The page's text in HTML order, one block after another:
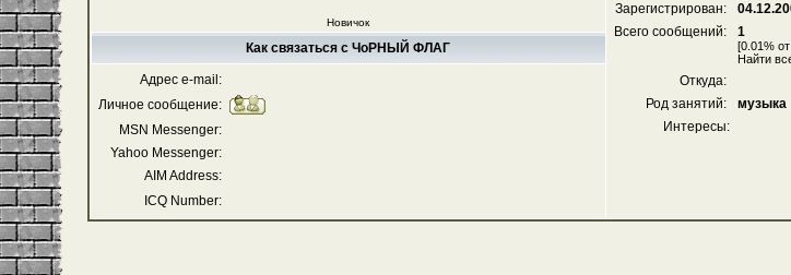
Новичок
Зарегистрирован:
Всего сообщений:
1
[0.01%
Найти
Откуда:
Род занятий:
музыка
Интересы:
Как связаться с ЧоРНЫЙ ФЛАГ
Адрес e-mail:
Личное сообщение:
MSN Messenger:
Yahoo Messenger:
AIM Address:
ICQ Number: